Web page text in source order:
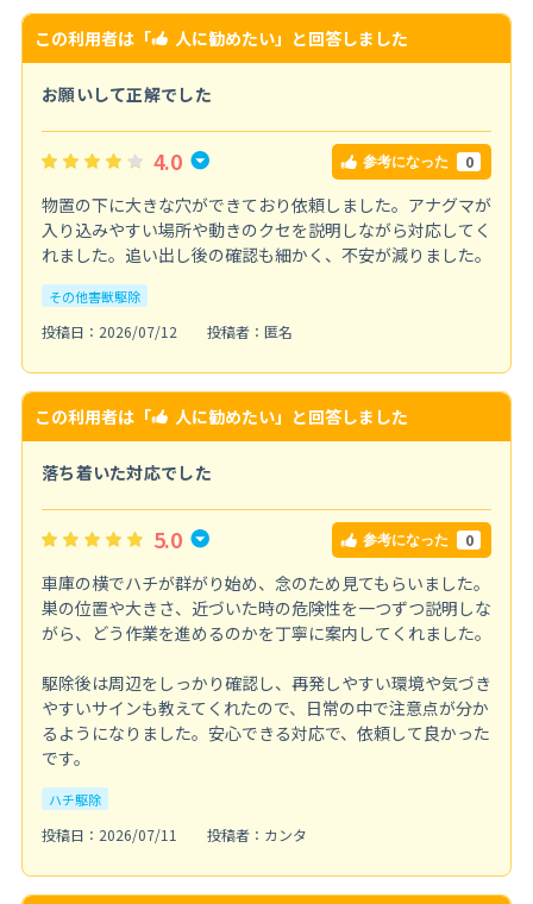
この利用者は「 人に勧めたい」と回答しました
お願いして正解でした
4.0 参考になった 0
物置の下に大きな穴ができており依頼しました。アナグマが
入り込みやすい場所や動きのクセを説明しながら対応してく
れました。追い出し後の確認も細かく、不安が減りました。
その他害獣駆除
投稿日：2026/07/12 投稿者：匿名
この利用者は「 人に勧めたい」と回答しました
落ち着いた対応でした
5.0 参考になった 0
車庫の横でハチが群がり始め、念のため見てもらいました。
巣の位置や大きさ、近づいた時の危険性を一つずつ説明しな
がら、どう作業を進めるのかを丁寧に案内してくれました。
駆除後は周辺をしっかり確認し、再発しやすい環境や気づき
やすいサインも教えてくれたので、日常の中で注意点が分か
るようになりました。安心できる対応で、依頼して良かった
です。
ハチ駆除
投稿日：2026/07/11 投稿者：カンタ